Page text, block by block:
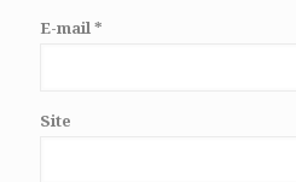
E-mail*
Site